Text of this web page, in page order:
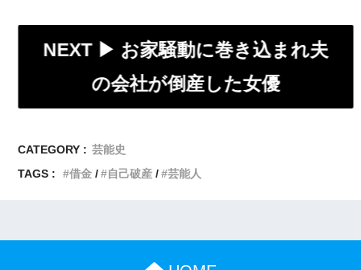
NEXT ▶︎お家騒動に巻き込まれ夫
の会社が倒産した女優
CATEGORY : 芸能史
TAGS :
借金 自己破産 芸能人